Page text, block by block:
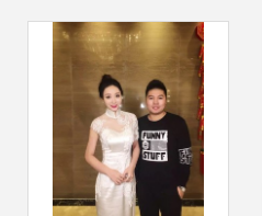
演出市场政策和经
纪实务 演出经纪